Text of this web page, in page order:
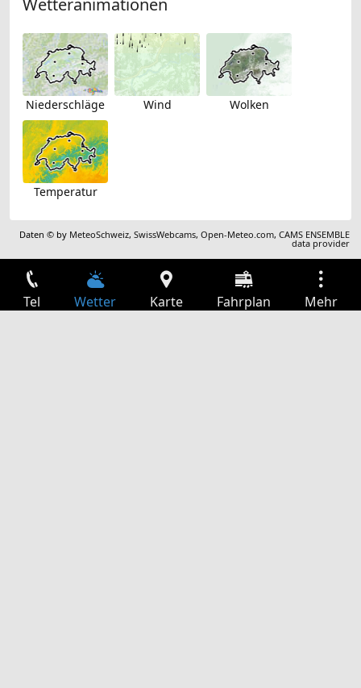
Wetteranimationen
Niederschläge Wind Wolken
Temperatur
Daten © by MeteoSchweiz,SwissWebcams,Open-Meteo.com,CAMS ENSEMBLE
data provider
Tel Wetter Karte Fahrplan Mehr